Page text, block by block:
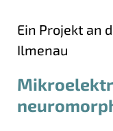
Ein Projekt an
Ilmenau